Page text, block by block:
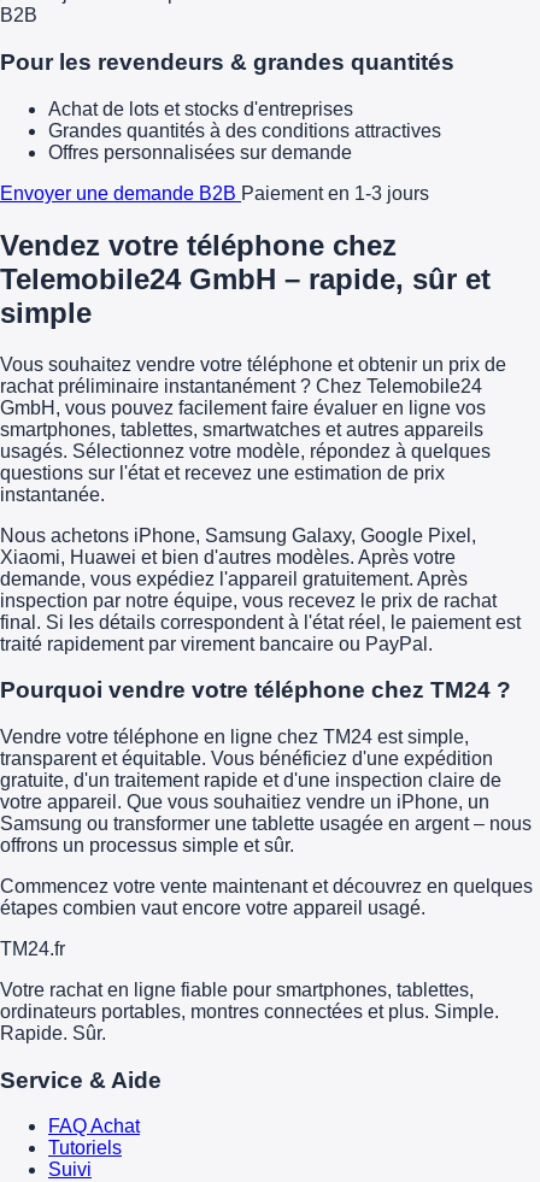
B2B
Pour les revendeurs & grandes quantités
Achat de lots et stocks d'entreprises
Grandes quantités à des conditions attractives
Offres personnalisées sur demande
Envoyer une demande B2B Paiement en 1-3 jours
Vendez votre téléphone chez
Telemobile24 GmbH – rapide, sûr et
simple
Vous souhaitez vendre votre téléphone et obtenir un prix de
rachat préliminaire instantanément ? Chez Telemobile24
GmbH, vous pouvez facilement faire évaluer en ligne vos
smartphones, tablettes, smartwatches et autres appareils
usagés. Sélectionnez votre modèle, répondez à quelques
questions sur l'état et recevez une estimation de prix
instantanée.
Nous achetons iPhone, Samsung Galaxy, Google Pixel,
Xiaomi, Huawei et bien d'autres modèles. Après votre
demande, vous expédiez l'appareil gratuitement. Après
inspection par notre équipe, vous recevez le prix de rachat
final. Si les détails correspondent à l'état réel, le paiement est
traité rapidement par virement bancaire ou PayPal.
Pourquoi vendre votre téléphone chez TM24 ?
Vendre votre téléphone en ligne chez TM24 est simple,
transparent et équitable. Vous bénéficiez d'une expédition
gratuite, d'un traitement rapide et d'une inspection claire de
votre appareil. Que vous souhaitiez vendre un iPhone, un
Samsung ou transformer une tablette usagée en argent – nous
offrons un processus simple et sûr.
Commencez votre vente maintenant et découvrez en quelques
étapes combien vaut encore votre appareil usagé.
TM24.fr
Votre rachat en ligne fiable pour smartphones, tablettes,
ordinateurs portables, montres connectées et plus. Simple.
Rapide. Sûr.
Service & Aide
FAQ Achat
Tutoriels
Suivi